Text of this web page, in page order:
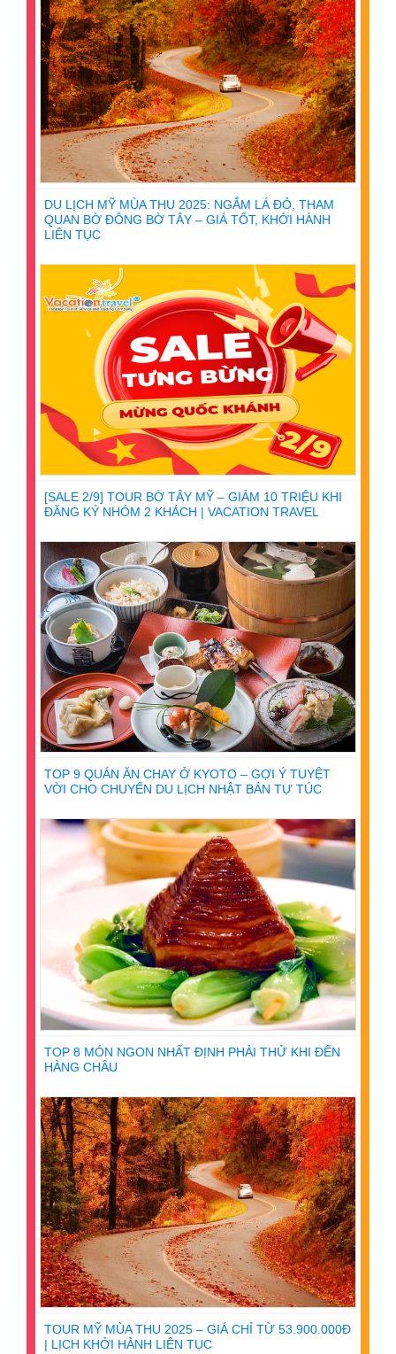
DU LỊCH MỸ MÙA THU 2025: NGẮM LÁ ĐỎ, THAM
QUAN BỜ ĐÔNG BỜ TÂY – GIÁ TỐT, KHỞI HÀNH
LIÊN TỤC
[SALE 2/9] TOUR BỜ TÂY MỸ – GIẢM 10 TRIỆU KHI
ĐĂNG KÝ NHÓM 2 KHÁCH | VACATION TRAVEL
TOP 9 QUÁN ĂN CHAY Ở KYOTO – GỢI Ý TUYỆT
VỜI CHO CHUYẾN DU LỊCH NHẬT BẢN TỰ TÚC
TOP 8 MÓN NGON NHẤT ĐỊNH PHẢI THỬ KHI ĐẾN
HÀNG CHÂU
TOUR MỸ MÙA THU 2025 – GIÁ CHỈ TỪ 53.900.000Đ
| LỊCH KHỞI HÀNH LIÊN TỤC